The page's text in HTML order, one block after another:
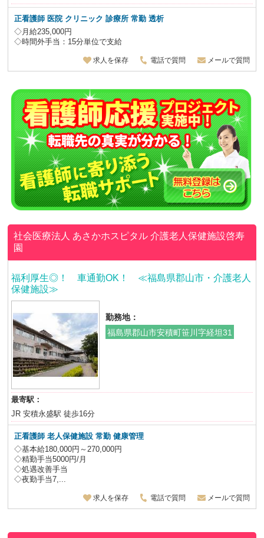
正看護師 医院 クリニック 診療所 常勤 透析
◇月給235,000円
◇時間外手当：15分単位で支給
求人を保存 電話で質問 メールで質問
社会医療法人 あさかホスピタル介護老人保健施設啓寿
園
福利厚生◎！ 車通勤OK！ ≪福島県郡山市・介護老人
保健施設≫
勤務地：
福島県郡山市安積町笹川字経坦31
最寄駅：
JR 安積永盛駅 徒歩16分
正看護師 老人保健施設常勤 健康管理
◇基本給180,000円～270,000円
◇精勤手当5000円/月
◇処遇改善手当
◇夜勤手当7,...
求人を保存 電話で質問 メールで質問